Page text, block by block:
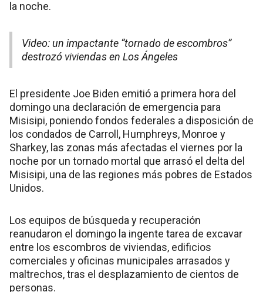
la noche.
Video: un impactante “tornado de escombros”
destrozó viviendas en Los Ángeles
El presidente Joe Biden emitió a primera hora del
domingo una declaración de emergencia para
Misisipi, poniendo fondos federales a disposición de
los condados de Carroll, Humphreys, Monroe y
Sharkey, las zonas más afectadas el viernes por la
noche por un tornado mortal que arrasó el delta del
Misisipi, una de las regiones más pobres de Estados
Unidos.
Los equipos de búsqueda y recuperación
reanudaron el domingo la ingente tarea de excavar
entre los escombros de viviendas, edificios
comerciales y oficinas municipales arrasados y
maltrechos, tras el desplazamiento de cientos de
personas.